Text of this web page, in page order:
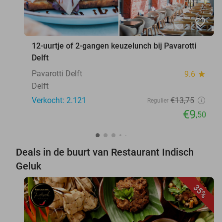
favorite_border
12-uurtje of 2-gangen keuzelunch bij Pavarotti
Delft
Pavarotti Delft
9.6 star
Delft
Verkocht: 2.121
Regulier €13,75
€9,50
Deals in de buurt van Restaurant Indisch
Geluk
35%